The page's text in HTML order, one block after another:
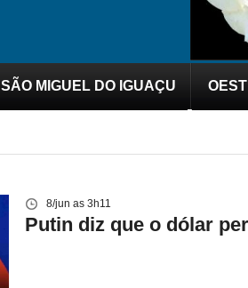
SÃO MIGUEL DO IGUAÇU
8/jun as 3h11
Putin diz que o dólar